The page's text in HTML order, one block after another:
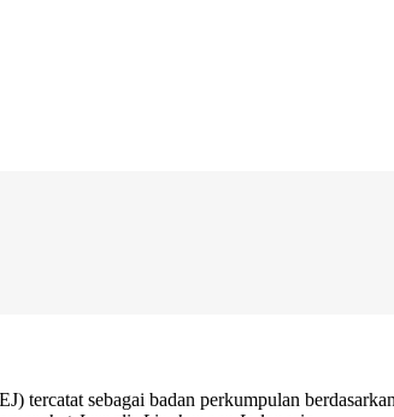
tercatat sebagai badan perkumpulan berdasarkan